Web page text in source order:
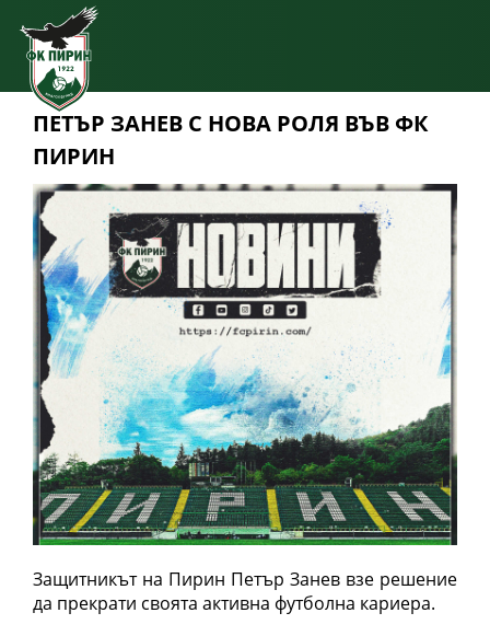
ПЕТЪР ЗАНЕВ С НОВА РОЛЯ ВЪВ ФК
ПИРИН
Защитникът на Пирин Петър Занев взе решение
да прекрати своята активна футболна кариера.